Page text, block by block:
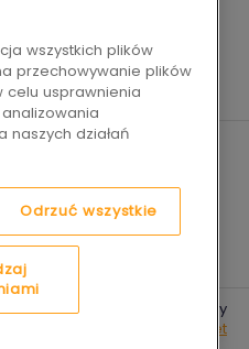
Platforma e-commerce by
best.net
wszystkich plików
przechowywanie plików
celu usprawnienia
naszych działań
Odrzuć wszystkie